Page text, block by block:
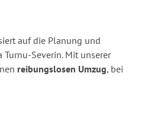
auf die Planung und
Severin. Mit unserer
reibungslosen Umzug, bei